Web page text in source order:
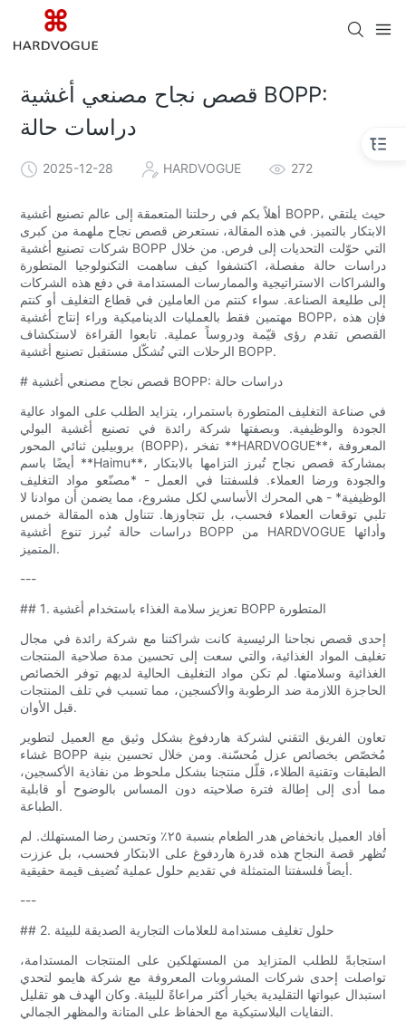
قصص نجاح مصنعي أغشية BOPP:
دراسات حالة
2025-12-28 HARDVOGUE 272
أهلاً بكم في رحلتنا المتعمقة إلى عالم تصنيع أغشية BOPP، حيث يلتقي
الابتكار بالتميز. في هذه المقالة، نستعرض قصص نجاح ملهمة من كبرى
شركات تصنيع أغشية BOPP التي حوّلت التحديات إلى فرص. من خلال
دراسات حالة مفصلة، ​​اكتشفوا كيف ساهمت التكنولوجيا المتطورة
والشراكات الاستراتيجية والممارسات المستدامة في دفع هذه الشركات
إلى طليعة الصناعة. سواء كنتم من العاملين في قطاع التغليف أو كنتم
مهتمين فقط بالعمليات الديناميكية وراء إنتاج أغشية BOPP، فإن هذه
القصص تقدم رؤى قيّمة ودروساً عملية. تابعوا القراءة لاستكشاف
الرحلات التي تُشكّل مستقبل تصنيع أغشية BOPP.
# قصص نجاح مصنعي أغشية BOPP: دراسات حالة
في صناعة التغليف المتطورة باستمرار، يتزايد الطلب على المواد عالية
الجودة والوظيفية. وبصفتها شركة رائدة في تصنيع أغشية البولي
بروبيلين ثنائي المحور (BOPP)، تفخر **HARDVOGUE**، المعروفة
أيضًا باسم **Haimu**، بمشاركة قصص نجاح تُبرز التزامها بالابتكار
والجودة ورضا العملاء. فلسفتنا في العمل - *مصنّعو مواد التغليف
الوظيفية* - هي المحرك الأساسي لكل مشروع، مما يضمن أن موادنا لا
تلبي توقعات العملاء فحسب، بل تتجاوزها. تتناول هذه المقالة خمس
دراسات حالة تُبرز تنوع أغشية BOPP من HARDVOGUE وأدائها
المتميز.
---
## 1. تعزيز سلامة الغذاء باستخدام أغشية BOPP المتطورة
إحدى قصص نجاحنا الرئيسية كانت شراكتنا مع شركة رائدة في مجال
تغليف المواد الغذائية، والتي سعت إلى تحسين مدة صلاحية المنتجات
الغذائية وسلامتها. لم تكن مواد التغليف الحالية لديهم توفر الخصائص
الحاجزة اللازمة ضد الرطوبة والأكسجين، مما تسبب في تلف المنتجات
قبل الأوان.
تعاون الفريق التقني لشركة هاردفوغ بشكل وثيق مع العميل لتطوير
غشاء BOPP مُخصّص بخصائص عزل مُحسّنة. ومن خلال تحسين بنية
الطبقات وتقنية الطلاء، قلّل منتجنا بشكل ملحوظ من نفاذية الأكسجين،
مما أدى إلى إطالة فترة صلاحيته دون المساس بالوضوح أو قابلية
الطباعة.
أفاد العميل بانخفاض هدر الطعام بنسبة ٢٥٪ وتحسن رضا المستهلك. لم
تُظهر قصة النجاح هذه قدرة هاردفوغ على الابتكار فحسب، بل عززت
أيضاً فلسفتنا المتمثلة في تقديم حلول عملية تُضيف قيمة حقيقية.
---
## 2. حلول تغليف مستدامة للعلامات التجارية الصديقة للبيئة
استجابةً للطلب المتزايد من المستهلكين على المنتجات المستدامة،
تواصلت إحدى شركات المشروبات المعروفة مع شركة هايمو لتحدي
استبدال عبواتها التقليدية بخيار أكثر مراعاةً للبيئة. وكان الهدف هو تقليل
النفايات البلاستيكية مع الحفاظ على المتانة والمظهر الجمالي.